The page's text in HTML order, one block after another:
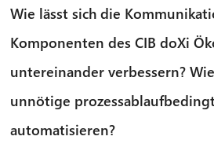
Wie lässt sich die
Komponenten des CIB doXi
untereinander verbessern?
unnötige
automatisieren?